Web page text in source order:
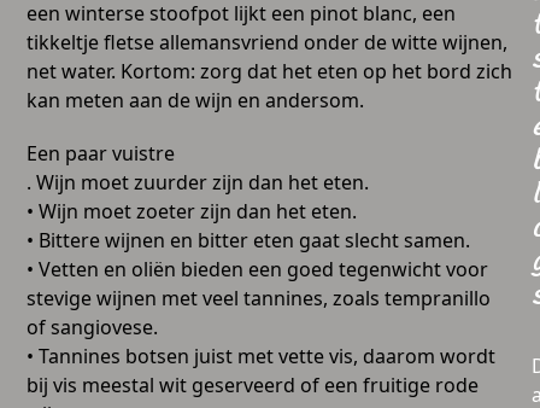
een winterse stoofpot lijkt een pinot blanc, een
tikkeltje fletse allemansvriend onder de witte wijnen,
net water. Kortom: zorg dat het eten op het bord zich
kan meten aan de wijn en andersom.
Een paar vuistre
. Wijn moet zuurder zijn dan het eten.
• Wijn moet zoeter zijn dan het eten.
• Bittere wijnen en bitter eten gaat slecht samen.
• Vetten en oliën bieden een goed tegenwicht voor
stevige wijnen met veel tannines, zoals tempranillo
of sangiovese.
• Tannines botsen juist met vette vis, daarom wordt
bij vis meestal wit geserveerd of een fruitige rode
t
t
l